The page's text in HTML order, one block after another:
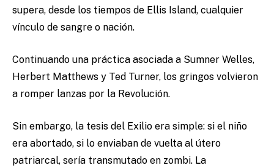
supera, desde los tiempos de Ellis Island, cualquier
vínculo de sangre o nación.
Continuando una práctica asociada a Sumner Welles,
Herbert Matthews y Ted Turner, los gringos volvieron
a romper lanzas por la Revolución.
Sin embargo, la tesis del Exilio era simple: si el niño
era abortado, si lo enviaban de vuelta al útero
patriarcal, sería transmutado en zombi. La